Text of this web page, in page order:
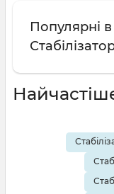
Популярні в